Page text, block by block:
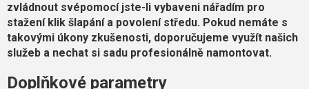
zvládnout svépomocí jste-li vybaveni nářadím pro
stažení klik šlapání a povolení středu. Pokud nemáte s
takovými úkony zkušenosti, doporučujeme využít našich
služeb a nechat si sadu profesionálně namontovat.
Doplňkové parametry